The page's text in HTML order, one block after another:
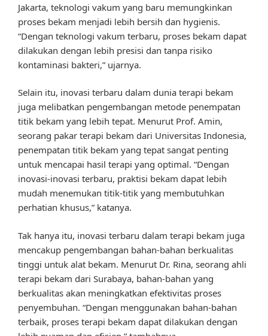
Jakarta, teknologi vakum yang baru memungkinkan
proses bekam menjadi lebih bersih dan hygienis.
“Dengan teknologi vakum terbaru, proses bekam dapat
dilakukan dengan lebih presisi dan tanpa risiko
kontaminasi bakteri,” ujarnya.
Selain itu, inovasi terbaru dalam dunia terapi bekam
juga melibatkan pengembangan metode penempatan
titik bekam yang lebih tepat. Menurut Prof. Amin,
seorang pakar terapi bekam dari Universitas Indonesia,
penempatan titik bekam yang tepat sangat penting
untuk mencapai hasil terapi yang optimal. “Dengan
inovasi-inovasi terbaru, praktisi bekam dapat lebih
mudah menemukan titik-titik yang membutuhkan
perhatian khusus,” katanya.
Tak hanya itu, inovasi terbaru dalam terapi bekam juga
mencakup pengembangan bahan-bahan berkualitas
tinggi untuk alat bekam. Menurut Dr. Rina, seorang ahli
terapi bekam dari Surabaya, bahan-bahan yang
berkualitas akan meningkatkan efektivitas proses
penyembuhan. “Dengan menggunakan bahan-bahan
terbaik, proses terapi bekam dapat dilakukan dengan